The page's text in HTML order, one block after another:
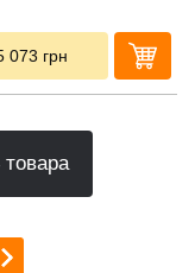
073 грн